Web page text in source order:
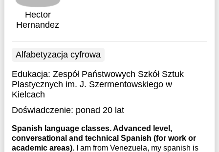
Hector
Hernandez
Alfabetyzacja cyfrowa
Edukacja: Zespół Państwowych Szkół Sztuk
Plastycznych im. J. Szermentowskiego w
Kielcach
Doświadczenie: ponad 20 lat
Spanish language classes. Advanced level,
conversational and technical Spanish (for work or
academic areas).
I am from Venezuela, my spanish is